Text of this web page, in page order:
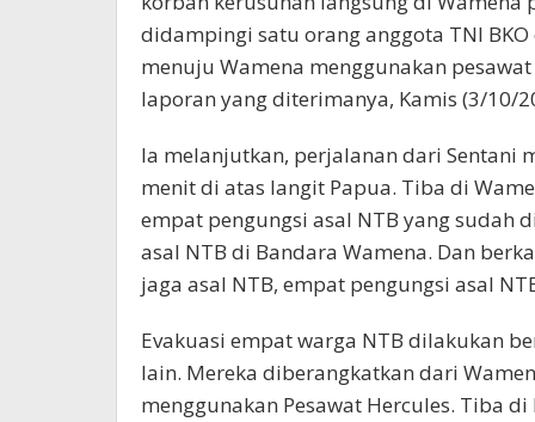
didampingi satu orang anggota TNI
menuju Wamena menggunakan
laporan yang diterimanya, Kamis (3/10/
Ia melanjutkan, perjalanan dari Sentani
menit di atas langit Papua. Tiba di
empat pengungsi asal NTB yang sudah
asal NTB di Bandara Wamena. Dan
jaga asal NTB, empat pengungsi asal
Evakuasi empat warga NTB dilakukan
lain. Mereka diberangkatkan dari
menggunakan Pesawat Hercules. Tiba